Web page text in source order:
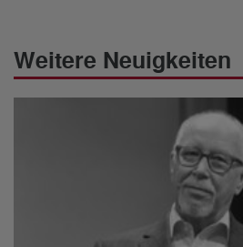
Weitere Neuigkeiten